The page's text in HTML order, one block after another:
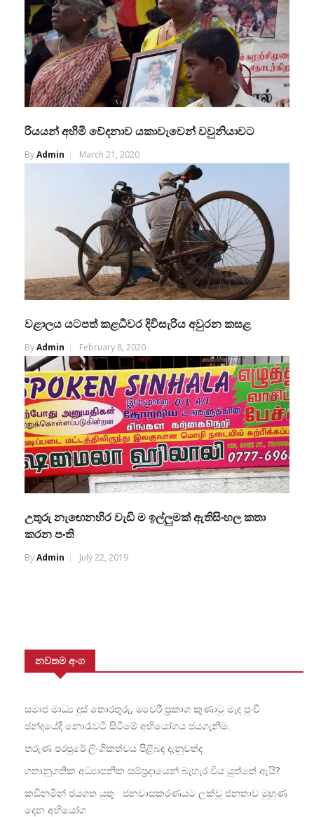
රියයන් අහිමි වේදනාව යකාවැවෙන් වවුනියාවට
ByAdmin March 21, 2020
වළාලය යටපත් කළධීවර දිවිසැරිය අවුරන කසළ
ByAdmin February 8, 2020
උතුරු නැඟෙනහිර වැඩි ම ඉල්ලුමක් ඇතිසිංහල කතා
කරන පංති
ByAdmin July 22, 2019
නවතම අංග
සමාජ මාධ්‍ය දුස් තොරතුරු, වෛරී ප්‍රකාශ කුණාටු මැද පුංචි
ඡන්දයේදී නොරැවටී සිටීමේ අභියෝගය ජයගැනීම.
තරුණ පරපුරේ ලිංගිකත්වය පිළිබද දැනුවත්ද
ගතානුගතික අධ්‍යාපනික සම්ප්‍රදායෙන් බැහැර විය යුත්තේ ඇයි?
කඩිනමින් ජයගත යුතු ජනවාසකරණයට ලක්වූ ජනතාව මුහුණ
දෙන අභියෝග